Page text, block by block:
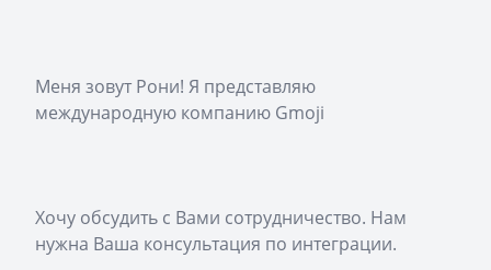
Меня зовут Рони! Я представляю
международную компанию Gmoji
Хочу обсудить с Вами сотрудничество. Нам
нужна Ваша консультация по интеграции.